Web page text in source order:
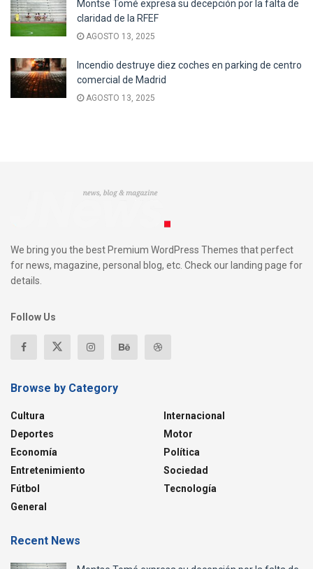
Montse Tomé expresa su decepción por la falta de
claridad de la RFEF
AGOSTO 13, 2025
Incendio destruye diez coches en parking de centro
comercial de Madrid
AGOSTO 13, 2025
We bring you the best Premium WordPress Themes that perfect
for news, magazine, personal blog, etc. Check our landing page for
details.
Follow Us
Browse by Category
Cultura
Deportes
Economía
Entretenimiento
Fútbol
General
Internacional
Motor
Política
Sociedad
Tecnología
Recent News